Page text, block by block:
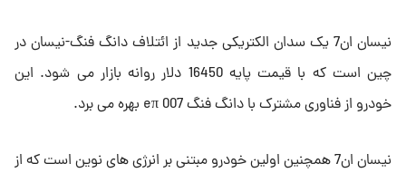
نیسان ان7 یک سدان الکتریکی جدید از ائتلاف دانگ فنگ-نیسان در
چین است که با قیمت پایه 16450 دلار روانه بازار می شود. این
خودرو از فناوری مشترک با دانگ فنگ eπ 007 بهره می برد.
نیسان ان7 همچنین اولین خودرو مبتنی بر انرژی های نوین است که از